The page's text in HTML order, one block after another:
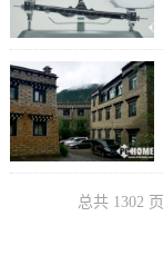
总共 1302 页